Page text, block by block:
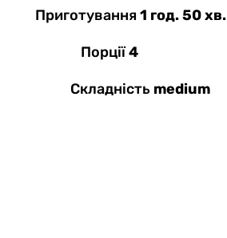
Приготування1 год. 50 хв.
Порції4
Складність medium